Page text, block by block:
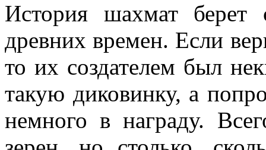
История шахмат
древних времен. Если
то их создателем был
такую диковинку, а
немного в награду.